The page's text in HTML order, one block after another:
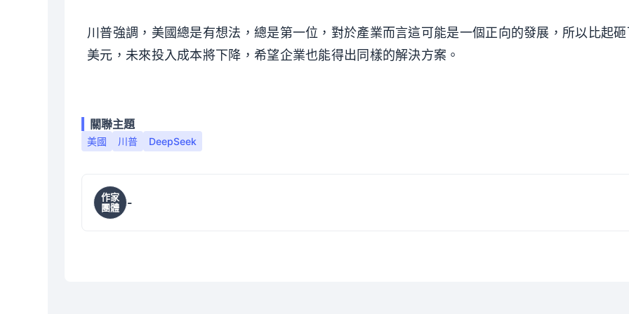
川普強調，美國總是有想法，總是第一位，對於產業而言這可能是一個正向的發展，所以比起
美元，未來投入成本將下降，希望企業也能得出同樣的解決方案。
關聯主題
美國 川普 DeepSeek
作家
團體
-